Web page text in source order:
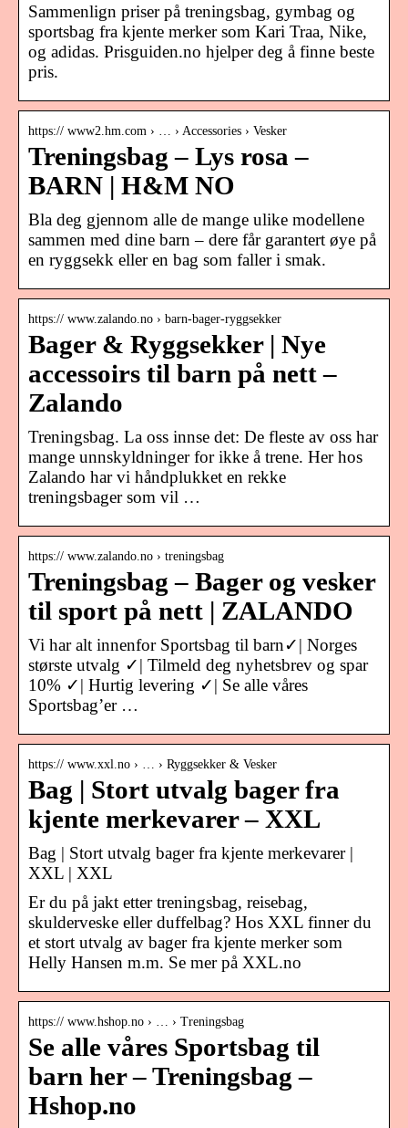
Sammenlign priser på treningsbag, gymbag og
sportsbag fra kjente merker som Kari Traa, Nike,
og adidas. Prisguiden.no hjelper deg å finne beste
pris.
https:// www2.hm.com › … › Accessories › Vesker
Treningsbag – Lys rosa –
BARN | H&M NO
Bla deg gjennom alle de mange ulike modellene
sammen med dine barn – dere får garantert øye på
en ryggsekk eller en bag som faller i smak.
https:// www.zalando.no › barn-bager-ryggsekker
Bager & Ryggsekker | Nye
accessoirs til barn på nett –
Zalando
Treningsbag. La oss innse det: De fleste av oss har
mange unnskyldninger for ikke å trene. Her hos
Zalando har vi håndplukket en rekke
treningsbager som vil …
https:// www.zalando.no › treningsbag
Treningsbag – Bager og vesker
til sport på nett | ZALANDO
Vi har alt innenfor Sportsbag til barn✓| Norges
største utvalg ✓| Tilmeld deg nyhetsbrev og spar
10% ✓| Hurtig levering ✓| Se alle våres
Sportsbag’er …
https:// www.xxl.no › … › Ryggsekker & Vesker
Bag | Stort utvalg bager fra
kjente merkevarer – XXL
Bag | Stort utvalg bager fra kjente merkevarer |
XXL | XXL
Er du på jakt etter treningsbag, reisebag,
skulderveske eller duffelbag? Hos XXL finner du
et stort utvalg av bager fra kjente merker som
Helly Hansen m.m. Se mer på XXL.no
https:// www.hshop.no › … › Treningsbag
Se alle våres Sportsbag til
barn her – Treningsbag –
Hshop.no